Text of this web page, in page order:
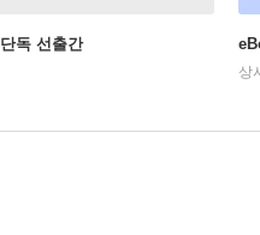
독 선출간
상